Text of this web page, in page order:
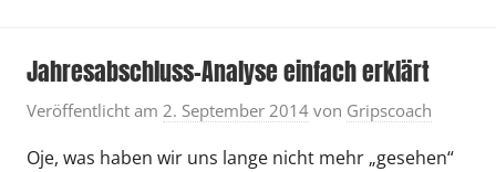
Jahresabschluss-Analyse einfach erklärt
Veröffentlicht am 2. September 2014 von Gripscoach
Oje, was haben wir uns lange nicht mehr „gesehen“